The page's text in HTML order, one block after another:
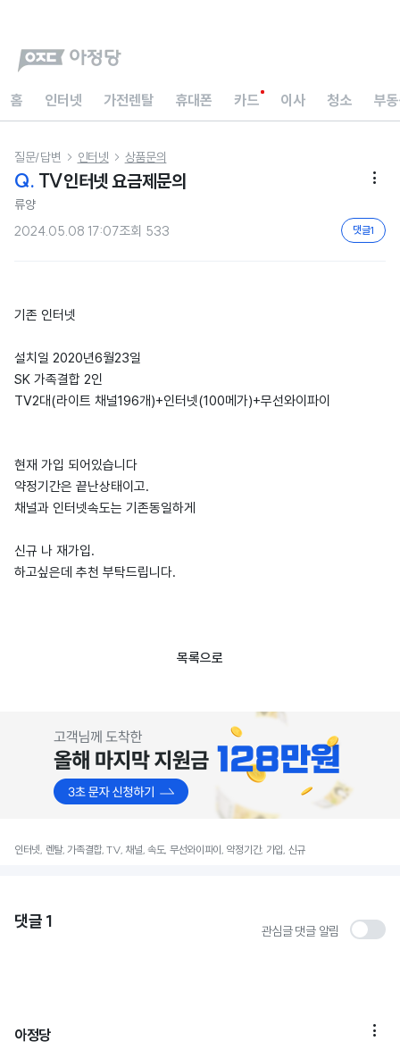
홈 인터넷 가전렌탈 휴대폰 카드 이사 청소 부
질문/답변  인터넷  상품문의
Q. TV인터넷 요금제문의 
류양
2024.05.08 17:07조회 533 댓글1
기존 인터넷
설치일 2020년6월23일
SK 가족결합 2인
TV2대(라이트 채널196개)+인터넷(100메가)+무선와이파이
현재 가입 되어있습니다
약정기간은 끝난상태이고.
채널과 인터넷속도는 기존동일하게
신규 나 재가입.
하고싶은데 추천 부탁드립니다.
목록으로
인터넷, 렌탈, 가족결합, TV, 채널, 속도, 무선와이파이, 약정기간, 가입, 신규
댓글 1 관심글 댓글 알림
아정당 